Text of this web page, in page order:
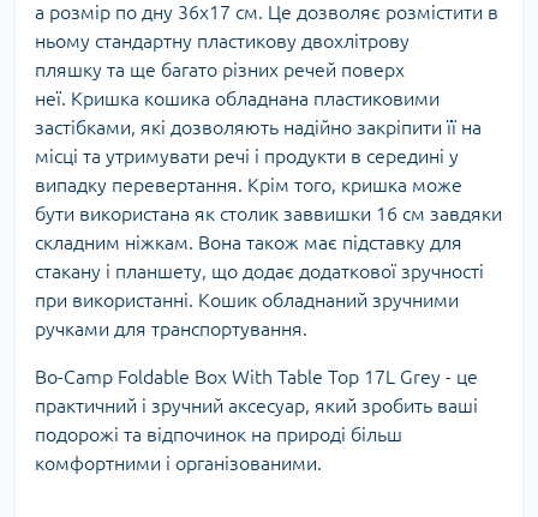
а розмір по дну 36х17 см. Це дозволяє розмістити в
ньому стандартну пластикову двохлітрову
пляшку та ще багато різних речей поверх
неї. Кришка кошика обладнана пластиковими
застібками, які дозволяють надійно закріпити її на
місці та утримувати речі і продукти в середині у
випадку перевертання. Крім того, кришка може
бути використана як столик заввишки 16 см завдяки
складним ніжкам. Вона також має підставку для
стакану і планшету, що додає додаткової зручності
при використанні. Кошик обладнаний зручними
ручками для транспортування.
Bo-Camp Foldable Box With Table Top 17L Grey - це
практичний і зручний аксесуар, який зробить ваші
подорожі та відпочинок на природі більш
комфортними і організованими.